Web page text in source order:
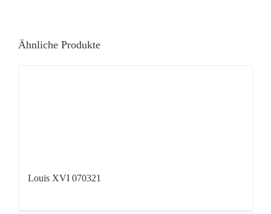
Ähnliche Produkte
Louis XVI 070321